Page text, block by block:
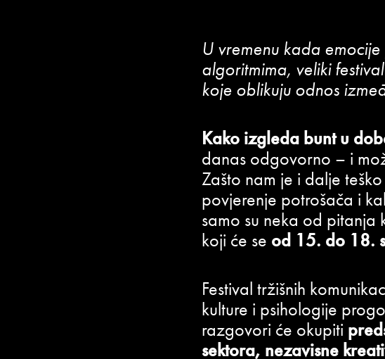
U vremenu kada
algoritmima, veliki
koje oblikuju odnos
Kako izgleda bunt u
danas odgovorno – i
Zašto nam je i dalje
povjerenje potrošača i
samo su neka od pitanja
koji će se od 15. do 18.
Festival tržišnih
kulture i psihologije
razgovori će okupiti
sektora, nezavisne